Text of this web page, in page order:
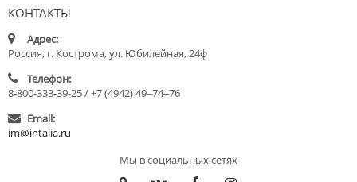
КОНТАКТЫ
Адрес:
Россия, г. Кострома, ул. Юбилейная, 24ф
Телефон:
8-800-333-39-25 / +7 (4942) 49‒74‒76
Email:
im@intalia.ru
Мы в социальных сетях